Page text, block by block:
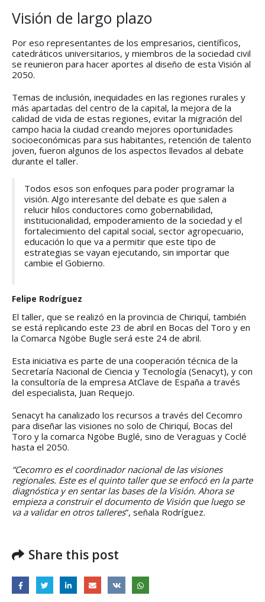
Visión de largo plazo
Por eso representantes de los empresarios, científicos,
catedráticos universitarios, y miembros de la sociedad civil
se reunieron para hacer aportes al diseño de esta Visión al
2050.
Temas de inclusión, inequidades en las regiones rurales y
más apartadas del centro de la capital, la mejora de la
calidad de vida de estas regiones, evitar la migración del
campo hacia la ciudad creando mejores oportunidades
socioeconómicas para sus habitantes, retención de talento
joven, fueron algunos de los aspectos llevados al debate
durante el taller.
Todos esos son enfoques para poder programar la
visión. Algo interesante del debate es que salen a
relucir hilos conductores como gobernabilidad,
institucionalidad, empoderamiento de la sociedad y el
fortalecimiento del capital social, sector agropecuario,
educación lo que va a permitir que este tipo de
estrategias se vayan ejecutando, sin importar que
cambie el Gobierno.
Felipe Rodríguez
El taller, que se realizó en la provincia de Chiriquí, también
se está replicando este 23 de abril en Bocas del Toro y en
la Comarca Ngöbe Bugle será este 24 de abril.
Esta iniciativa es parte de una cooperación técnica de la
Secretaría Nacional de Ciencia y Tecnología (Senacyt), y con
la consultoría de la empresa AtClave de España a través
del especialista, Juan Requejo.
Senacyt ha canalizado los recursos a través del Cecomro
para diseñar las visiones no solo de Chiriquí, Bocas del
Toro y la comarca Ngöbe Buglé, sino de Veraguas y Coclé
hasta el 2050.
“Cecomro es el coordinador nacional de las visiones
regionales. Este es el quinto taller que se enfocó en la parte
diagnóstica y en sentar las bases de la Visión. Ahora se
empieza a construir el documento de Visión que luego se
va a validar en otros talleres”, señala Rodríguez.
Share this post
Presentación de
Soluciones Integrales
de Acceso Universal a
la Energía
13 noviembre, 2024
Integral de la
Gobernanza y Derechos
Humanos en la CNB con
Enfoque de Género